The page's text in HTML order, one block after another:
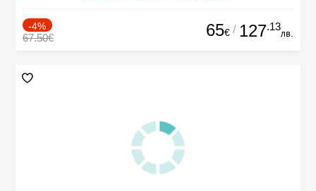
-4%
67.50€ 65€ / 127.13
лв.